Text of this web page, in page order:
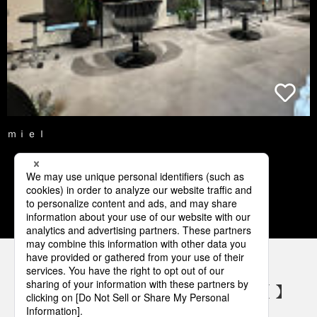
ｍｉｅｌ
1 2 3 4 5
パナソニックの電気設備 SNSアカウント